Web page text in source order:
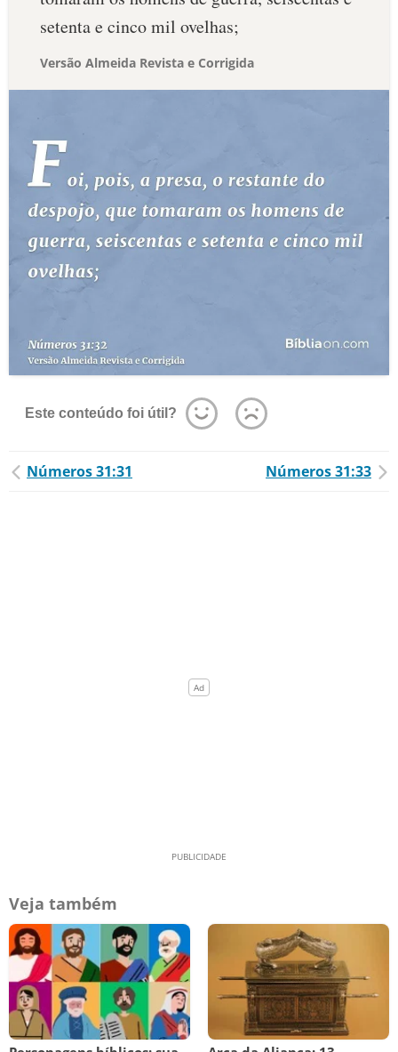
setenta e cinco mil ovelhas;
Versão Almeida Revista e Corrigida
Este conteúdo foi útil?
Números 31:31 Números 31:33
Veja também